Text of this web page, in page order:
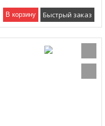
В корзину Быстрый заказ